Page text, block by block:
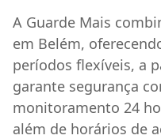
A Guarde Mais
em Belém,
períodos flexíveis, a
garante segurança
monitoramento 24
além de horários de